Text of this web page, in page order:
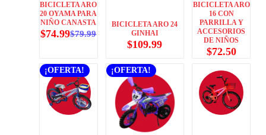
BICICLETA ARO
20 OYAMA PARA
NIÑO CANASTA
$79.99
$74.99
BICICLETA ARO 24
GINHAI
$109.99
BICICLETA ARO
16 CON
PARRILLA Y
ACCESORIOS
DE NIÑOS
$72.50
¡OFERTA! ¡OFERTA!